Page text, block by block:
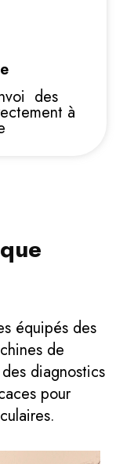
des
à
équipés des
de
diagnostics
pour